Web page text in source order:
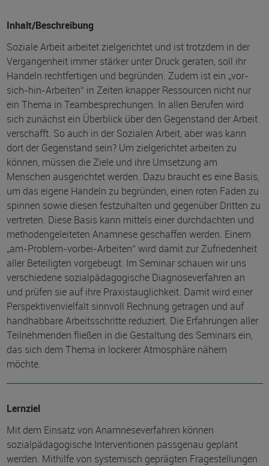
Inhalt/Beschreibung
Soziale Arbeit arbeitet zielgerichtet und ist trotzdem in der
Vergangenheit immer stärker unter Druck geraten, soll ihr
Handeln rechtfertigen und begründen. Zudem ist ein „vor-
sich-hin-Arbeiten“ in Zeiten knapper Ressourcen nicht nur
ein Thema in Teambesprechungen. In allen Berufen wird
sich zunächst ein Überblick über den Gegenstand der Arbeit
verschafft. So auch in der Sozialen Arbeit, aber was kann
dort der Gegenstand sein? Um zielgerichtet arbeiten zu
können, müssen die Ziele und ihre Umsetzung am
Menschen ausgerichtet werden. Dazu braucht es eine Basis,
um das eigene Handeln zu begründen, einen roten Faden zu
spinnen sowie diesen festzuhalten und gegenüber Dritten zu
vertreten. Diese Basis kann mittels einer durchdachten und
methodengeleiteten Anamnese geschaffen werden. Einem
„am-Problem-vorbei-Arbeiten“ wird damit zur Zufriedenheit
aller Beteiligten vorgebeugt. Im Seminar schauen wir uns
verschiedene sozialpädagogische Diagnoseverfahren an
und prüfen sie auf ihre Praxistauglichkeit. Damit wird einer
Perspektivenvielfalt sinnvoll Rechnung getragen und auf
handhabbare Arbeitsschritte reduziert. Die Erfahrungen aller
Teilnehmenden fließen in die Gestaltung des Seminars ein,
das sich dem Thema in lockerer Atmosphäre nähern
möchte.
Lernziel
Mit dem Einsatz von Anamneseverfahren können
sozialpädagogische Interventionen passgenau geplant
werden. Mithilfe von systemisch geprägten Fragestellungen